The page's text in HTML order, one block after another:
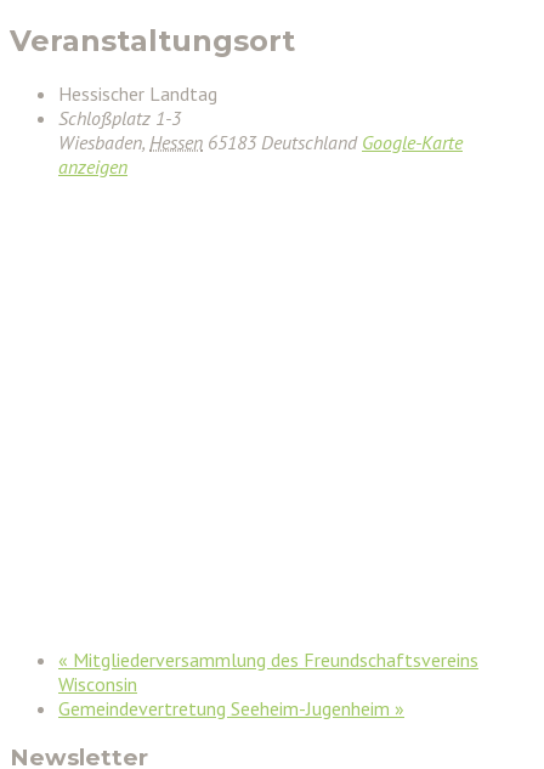
Veranstaltungsort
Hessischer Landtag
Schloßplatz 1-3
Wiesbaden, Hessen 65183 Deutschland Google-Karte
anzeigen
« Mitgliederversammlung des Freundschaftsvereins
Wisconsin
Gemeindevertretung Seeheim-Jugenheim »
Newsletter